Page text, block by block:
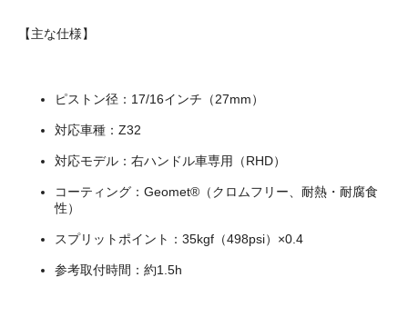
【主な仕様】
ピストン径：17/16インチ（27mm）
対応車種：Z32
対応モデル：右ハンドル車専用（RHD）
コーティング：Geomet®（クロムフリー、耐熱・耐腐食
性）
スプリットポイント：35kgf（498psi）×0.4
参考取付時間：約1.5h